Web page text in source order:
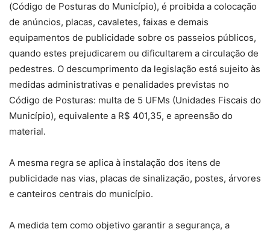
(Código de Posturas do Município), é proibida a colocação
de anúncios, placas, cavaletes, faixas e demais
equipamentos de publicidade sobre os passeios públicos,
quando estes prejudicarem ou dificultarem a circulação de
pedestres. O descumprimento da legislação está sujeito às
medidas administrativas e penalidades previstas no
Código de Posturas: multa de 5 UFMs (Unidades Fiscais do
Município), equivalente a R$ 401,35, e apreensão do
material.
A mesma regra se aplica à instalação dos itens de
publicidade nas vias, placas de sinalização, postes, árvores
e canteiros centrais do município.
A medida tem como objetivo garantir a segurança, a